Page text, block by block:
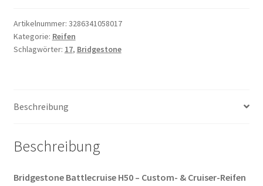
ZR
17
(66W)
Artikelnummer: 3286341058017
Kategorie: Reifen
Schlagwörter: 17, Bridgestone
Beschreibung
Beschreibung
Bridgestone Battlecruise H50 – Custom- & Cruiser-Reifen